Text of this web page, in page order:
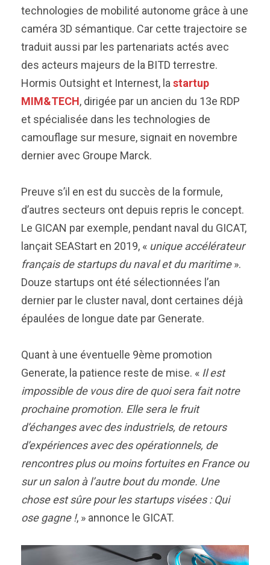
technologies de mobilité autonome grâce à une
caméra 3D sémantique. Car cette trajectoire se
traduit aussi par les partenariats actés avec
des acteurs majeurs de la BITD terrestre.
Hormis Outsight et Internest, la startup
MIM&TECH, dirigée par un ancien du 13e RDP
et spécialisée dans les technologies de
camouflage sur mesure, signait en novembre
dernier avec Groupe Marck.
Preuve s’il en est du succès de la formule,
d’autres secteurs ont depuis repris le concept.
Le GICAN par exemple, pendant naval du GICAT,
lançait SEAStart en 2019, « unique accélérateur
français de startups du naval et du maritime».
Douze startups ont été sélectionnées l’an
dernier par le cluster naval, dont certaines déjà
épaulées de longue date par Generate.
Quant à une éventuelle 9ème promotion
Generate, la patience reste de mise. « Il est
impossible de vous dire de quoi sera fait notre
prochaine promotion. Elle sera le fruit
d’échanges avec des industriels, de retours
d’expériences avec des opérationnels, de
rencontres plus ou moins fortuites en France ou
sur un salon à l’autre bout du monde. Une
chose est sûre pour les startups visées : Qui
ose gagne !, » annonce le GICAT.